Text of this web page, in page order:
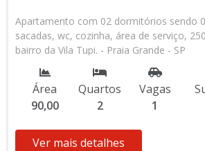
Apartamento com 02 dormitórios sendo
sacadas, wc, cozinha, área de serviço,
bairro da Vila Tupi. - Praia Grande - SP
Área
90,00
Quartos
2
Vagas
1
Ver mais detalhes